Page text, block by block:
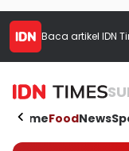
Baca artikel IDN
HomeFoodNews